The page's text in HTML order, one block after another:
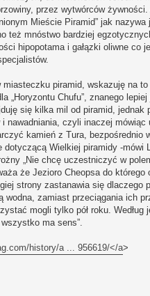
przez wytwórców
Mieście Piramid” jak
też mnóstwo bardziej
hipopotama i gałązki oliwne
piramid, wskazuję na
„Horyzontu Chufu”, znanego
się kilka mil od piramid,
nawadniania, czyli inaczej
kamień z Tura,
dotyczącą Wielkiej piramidy -mówi
„Nie chcę uczestniczyć w
że Jezioro Cheopsa do
strony zastanawia się
wodna, zamiast przeciągania ich
mogli tylko pół roku.
ma sens”.
history/a ... 956619/</a>